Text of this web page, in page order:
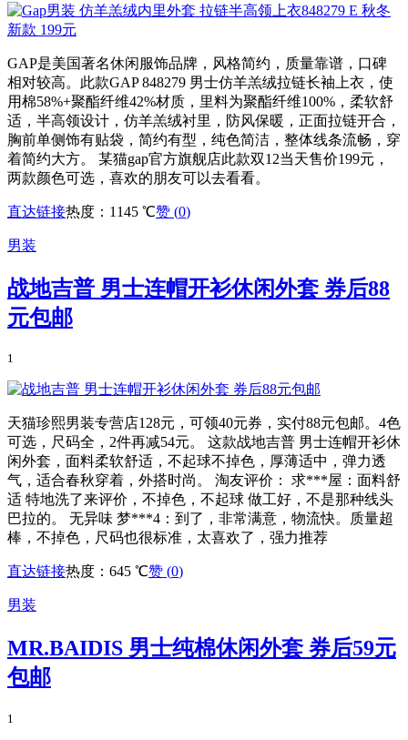
GAP是美国著名休闲服饰品牌，风格简约，质量靠谱，口碑
相对较高。此款GAP 848279 男士仿羊羔绒拉链长袖上衣，使
用棉58%+聚酯纤维42%材质，里料为聚酯纤维100%，柔软舒
适，半高领设计，仿羊羔绒衬里，防风保暖，正面拉链开合，
胸前单侧饰有贴袋，简约有型，纯色简洁，整体线条流畅，穿
着简约大方。 某猫gap官方旗舰店此款双12当天售价199元，
两款颜色可选，喜欢的朋友可以去看看。
直达链接热度：1145 ℃赞 (0)
男装
战地吉普 男士连帽开衫休闲外套 券后88
元包邮
1
天猫珍熙男装专营店128元，可领40元券，实付88元包邮。4色
可选，尺码全，2件再减54元。 这款战地吉普 男士连帽开衫休
闲外套，面料柔软舒适，不起球不掉色，厚薄适中，弹力透
气，适合春秋穿着，外搭时尚。 淘友评价： 求***屋：面料舒
适 特地洗了来评价，不掉色，不起球 做工好，不是那种线头
巴拉的。 无异味 梦***4：到了，非常满意，物流快。质量超
棒，不掉色，尺码也很标准，太喜欢了，强力推荐
直达链接热度：645 ℃赞 (0)
男装
MR.BAIDIS 男士纯棉休闲外套 券后59元
包邮
1